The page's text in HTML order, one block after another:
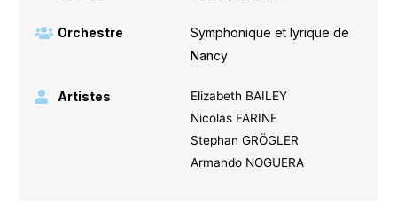
Orchestre
Symphonique et lyrique de
Nancy
Artistes
Elizabeth BAILEY
Nicolas FARINE
Stephan GRÖGLER
Armando NOGUERA